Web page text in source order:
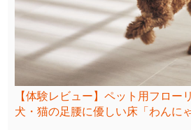
【体験レビュー】ペット用フロー
犬・猫の足腰に優しい床「わんに